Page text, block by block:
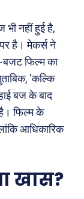
भी नहीं हुई है,
पर है। मेकर्स ने
बजट फिल्म का
‘कल्कि
बज के बाद
फिल्म के
आधिकारिक
खास?